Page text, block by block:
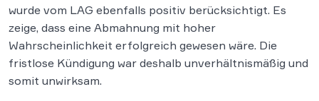
wurde vom LAG ebenfalls positiv berücksichtigt. Es
zeige, dass eine Abmahnung mit hoher
Wahrscheinlichkeit erfolgreich gewesen wäre. Die
fristlose Kündigung war deshalb unverhältnismäßig und
somit unwirksam.